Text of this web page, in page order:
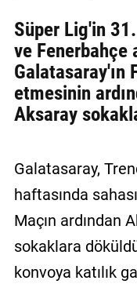
BİZE
ULAŞIN
Künye
İletişim
Süper Lig'in
ve Fenerbahçe
Galatasaray'ın
etmesinin
Aksaray
Galatasaray,
haftasında
Maçın ardından
sokaklara
konvoya katılık